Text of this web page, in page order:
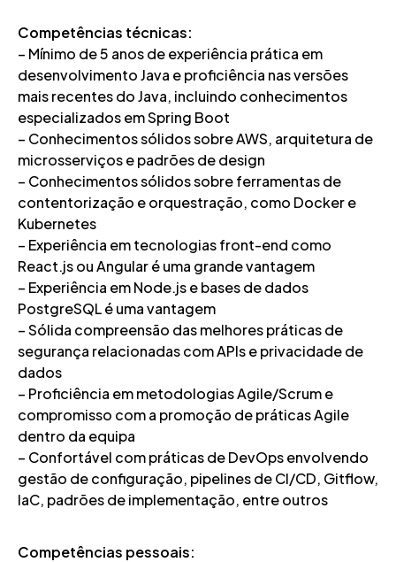
Competências técnicas:
– Mínimo de 5 anos de experiência prática em
desenvolvimento Java e proficiência nas versões
mais recentes do Java, incluindo conhecimentos
especializados em Spring Boot
– Conhecimentos sólidos sobre AWS, arquitetura de
microsserviços e padrões de design
– Conhecimentos sólidos sobre ferramentas de
contentorização e orquestração, como Docker e
Kubernetes
– Experiência em tecnologias front-end como
React.js ou Angular é uma grande vantagem
– Experiência em Node.js e bases de dados
PostgreSQL é uma vantagem
– Sólida compreensão das melhores práticas de
segurança relacionadas com APIs e privacidade de
dados
– Proficiência em metodologias Agile/Scrum e
compromisso com a promoção de práticas Agile
dentro da equipa
– Confortável com práticas de DevOps envolvendo
gestão de configuração, pipelines de CI/CD, Gitflow,
IaC, padrões de implementação, entre outros
Competências pessoais: